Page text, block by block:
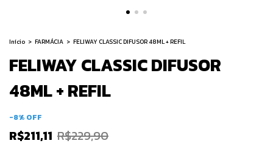
Início > FARMÁCIA > FELIWAY CLASSIC DIFUSOR 48ML + REFIL
FELIWAY CLASSIC DIFUSOR
48ML + REFIL
-8% OFF
R$211,11 R$229,90